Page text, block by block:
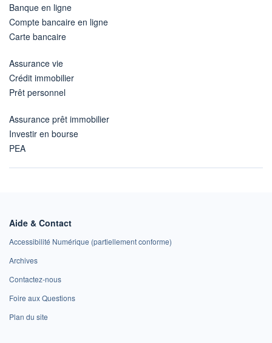
Banque en ligne
Compte bancaire en ligne
Carte bancaire
Assurance vie
Crédit immobilier
Prêt personnel
Assurance prêt immobilier
Investir en bourse
PEA
Aide & Contact
Accessibilité Numérique (partiellement conforme)
Archives
Contactez-nous
Foire aux Questions
Plan du site